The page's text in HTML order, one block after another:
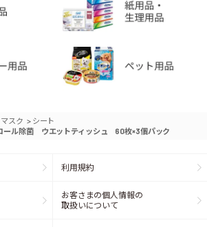
スク > シート
ール除菌 ウエットティッシュ 60枚×3個パック
利用規約
お客さまの個人情報の
取扱いについて